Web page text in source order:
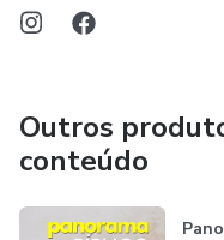
Outros
conteúdo